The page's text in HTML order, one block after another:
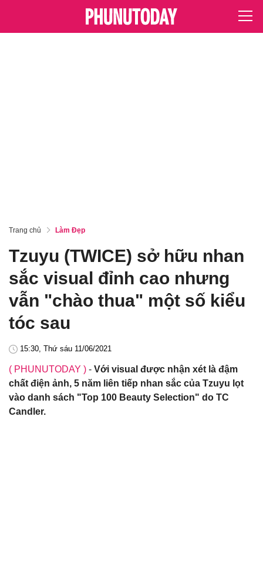
Trang chủ Làm Đẹp
Tzuyu (TWICE) sở hữu nhan
sắc visual đỉnh cao nhưng
vẫn "chào thua" một số kiểu
tóc sau
15:30, Thứ sáu 11/06/2021
( PHUNUTODAY ) - Với visual được nhận xét là đậm
chất điện ảnh, 5 năm liên tiếp nhan sắc của Tzuyu lọt
vào danh sách "Top 100 Beauty Selection" do TC
Candler.